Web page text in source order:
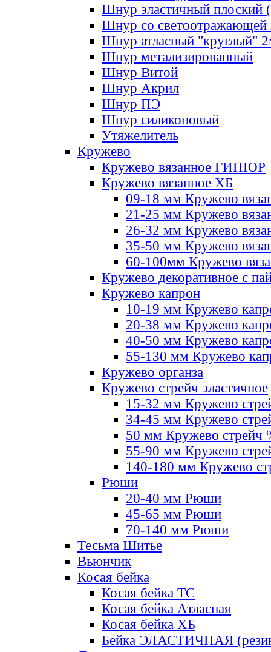
Шнур эластичный плоский
Шнур со светоотражающей
Шнур атласный "круглый"
Шнур метализированный
Шнур Витой
Шнур Акрил
Шнур ПЭ
Шнур силиконовый
Утяжелитель
Кружево
Кружево вязанное ГИПЮР
Кружево вязанное ХБ
09-18 мм Кружево
21-25 мм Кружево
26-32 мм Кружево
35-50 мм Кружево
60-100мм Кружево
Кружево декоративное с
Кружево капрон
10-19 мм Кружево
20-38 мм Кружево
40-50 мм Кружево
55-130 мм Кружево
Кружево органза
Кружево стрейч эластичное
15-32 мм Кружево
34-45 мм Кружево
50 мм Кружево стрейч
55-90 мм Кружево
140-180 мм Кружево
Рюши
20-40 мм Рюши
45-65 мм Рюши
70-140 мм Рюши
Тесьма Шитье
Вьюнчик
Косая бейка
Косая бейка ТС
Косая бейка Атласная
Косая бейка ХБ
Бейка ЭЛАСТИЧНАЯ